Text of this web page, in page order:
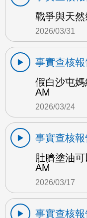
戰爭與天
2026/03/31
事實查核
假白沙屯
AM
2026/03/24
事實查核
肚臍塗油
AM
2026/03/17
事實查核